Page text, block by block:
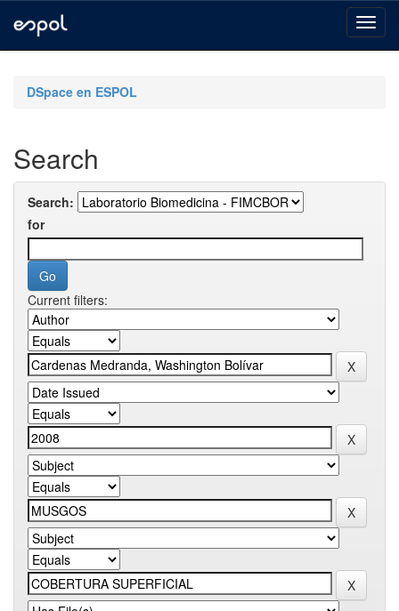
navigationDSpace en ESPOL
Search
Search:
for
Current filters: